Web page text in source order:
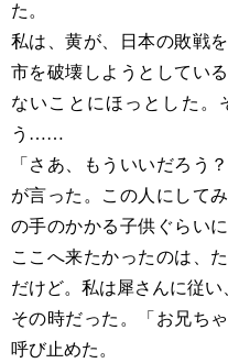
た。
私は、黄が、日本の敗戦
市を破壊しようとしてい
ないことにほっとした。
う……
「さあ、もういいだろ
が言った。この人にして
の手のかかる子供ぐらい
ここへ来たかったのは、
だけど。私は犀さんに従い
その時だった。「お兄ち
呼び止めた。